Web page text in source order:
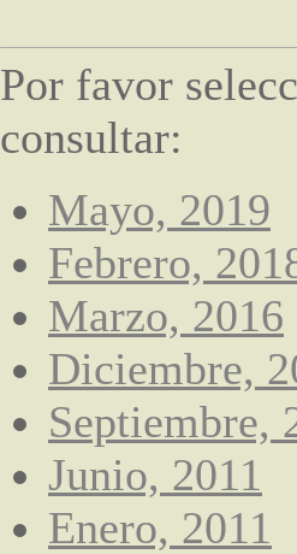
Por favor
consultar:
Mayo, 2019
Febrero,
Marzo, 2016
Diciembre,
Septiembre,
Junio, 2011
Enero, 2011